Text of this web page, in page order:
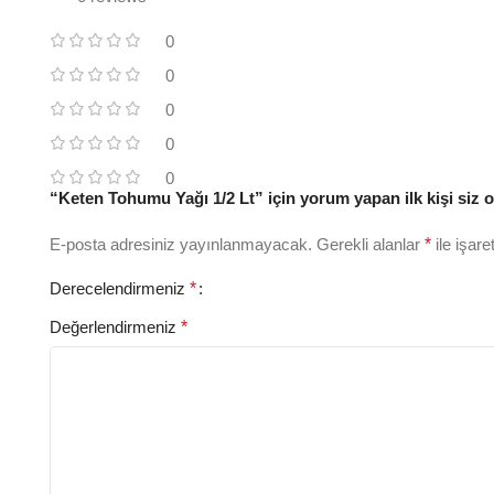
0
0
0
0
0
“Keten Tohumu Yağı 1/2 Lt” için yorum yapan ilk kişi siz
E-posta adresiniz yayınlanmayacak. Gerekli alanlar * ile
Derecelendirmeniz *
Değerlendirmeniz *